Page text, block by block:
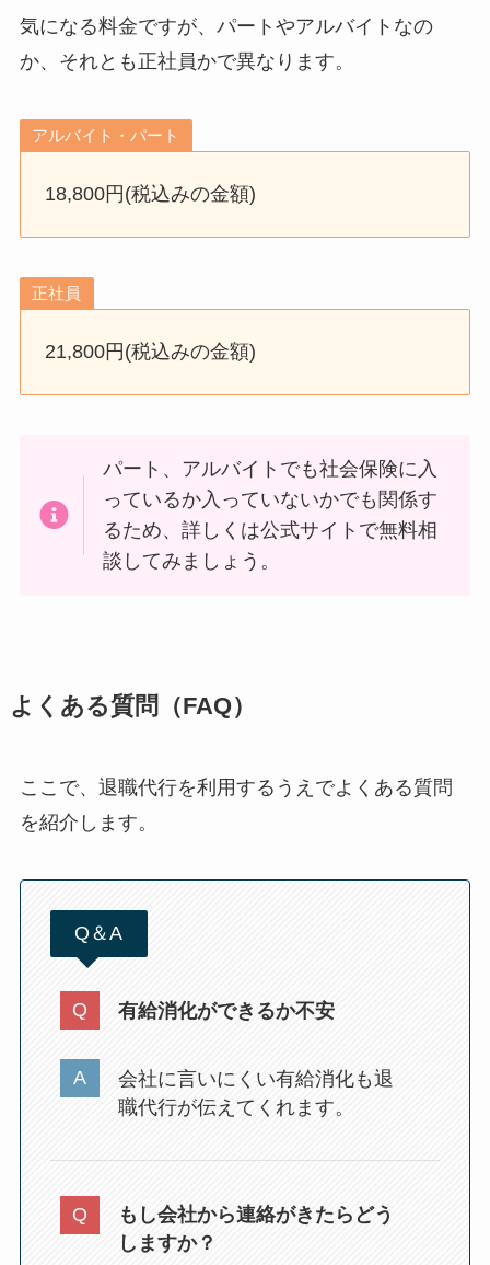
気になる料金ですが、パートやアルバイトなの
か、それとも正社員かで異なります。
アルバイト・パート
18,800円(税込みの金額)
正社員
21,800円(税込みの金額)
パート、アルバイトでも社会保険に入
っているか入っていないかでも関係す
るため、詳しくは公式サイトで無料相
談してみましょう。
よくある質問（FAQ）
ここで、退職代行を利用するうえでよくある質問
を紹介します。
Q＆A
有給消化ができるか不安
会社に言いにくい有給消化も退
職代行が伝えてくれます。
もし会社から連絡がきたらどう
しますか？